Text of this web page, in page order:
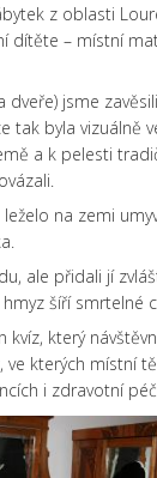
z oblasti
dítěte – místní
jsme
tak byla
a k pelesti
na zemi
ale přidali jí
šíří
který
kterých místní
i zdravotní